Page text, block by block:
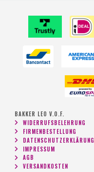
BAKKER LEO V.O.F.
WIDERRUFSBELEHRUNG
FIRMENBESTELLUNG
DATENSCHUTZERKLÄRUNG
IMPRESSUM
AGB
VERSANDKOSTEN